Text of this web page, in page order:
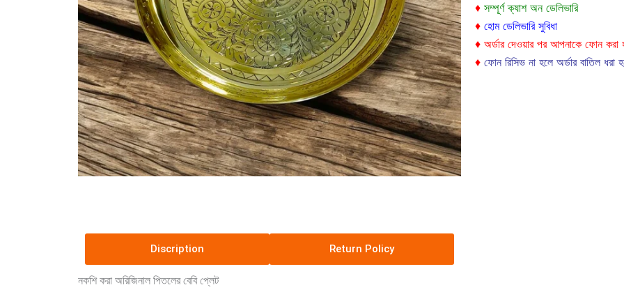
♦ সম্পূর্ণ ক্যাশ অন ডেলিভারি
♦ হোম ডেলিভারি সুবিধা
♦ অর্ডার দেওয়ার পর আপনাকে ফোন করা
♦ ফোন রিসিভ না হলে অর্ডার বাতিল ধরা
Discription Return Policy
নকশি করা অরিজিনাল পিতলের বেবি প্লেট